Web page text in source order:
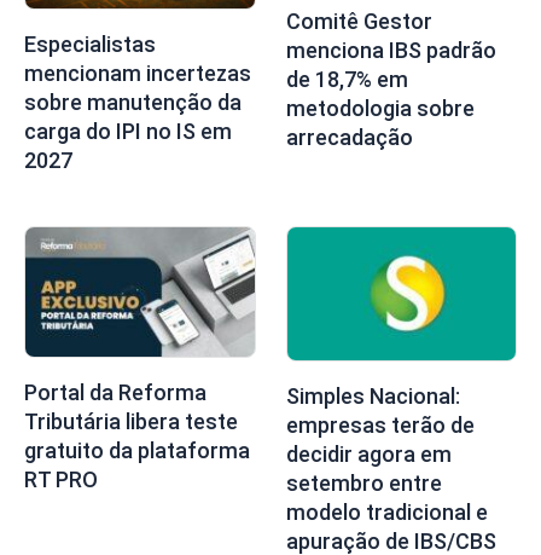
Especialistas
mencionam incertezas
sobre manutenção da
carga do IPI no IS em
2027
Comitê Gestor
menciona IBS padrão
de 18,7% em
metodologia sobre
arrecadação
Portal da Reforma
Tributária libera teste
gratuito da plataforma
RT PRO
Simples Nacional:
empresas terão de
decidir agora em
setembro entre
modelo tradicional e
apuração de IBS/CBS